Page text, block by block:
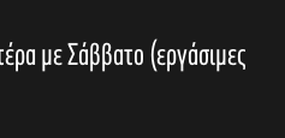
με Σάββατο (εργάσιμες